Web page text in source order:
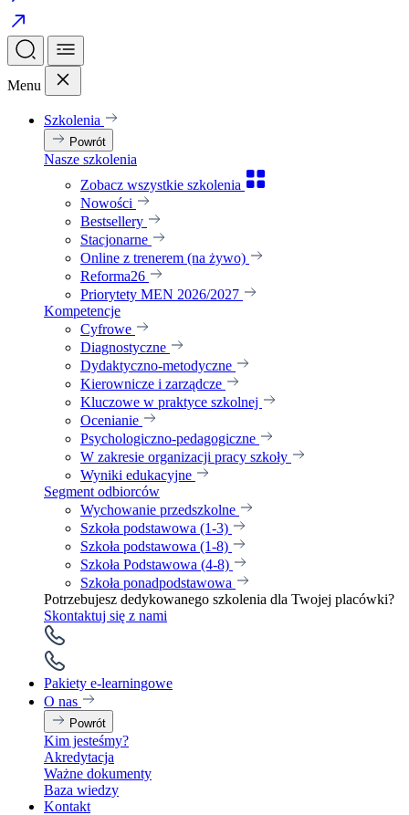
Menu
Szkolenia
Powrót
Nasze szkolenia
Zobacz wszystkie szkolenia
Nowości
Bestsellery
Stacjonarne
Online z trenerem (na żywo)
Reforma26
Priorytety MEN 2026/2027
Kompetencje
Cyfrowe
Diagnostyczne
Dydaktyczno-metodyczne
Kierownicze i zarządcze
Kluczowe w praktyce szkolnej
Ocenianie
Psychologiczno-pedagogiczne
W zakresie organizacji pracy szkoły
Wyniki edukacyjne
Segment odbiorców
Wychowanie przedszkolne
Szkoła podstawowa (1-3)
Szkoła podstawowa (1-8)
Szkoła Podstawowa (4-8)
Szkoła ponadpodstawowa
Potrzebujesz dedykowanego szkolenia dla Twojej placówki?
Skontaktuj się z nami
Pakiety e-learningowe
O nas
Powrót
Kim jesteśmy?
Akredytacja
Ważne dokumenty
Baza wiedzy
Kontakt